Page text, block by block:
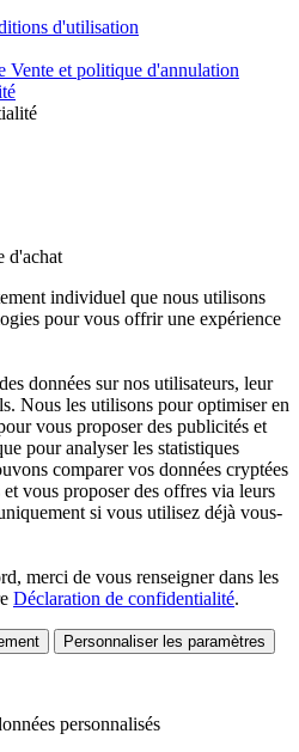
d'utilisation
Vente et politique d'annulation
d'achat
individuel que nous utilisons
pour vous offrir une expérience
données sur nos utilisateurs, leur
Nous les utilisons pour optimiser en
vous proposer des publicités et
pour analyser les statistiques
comparer vos données cryptées
vous proposer des offres via leurs
si vous utilisez déjà vous-
merci de vous renseigner dans les
Déclaration de confidentialité.
Personnaliser les paramètres
personnalisés